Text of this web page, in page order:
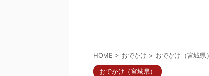
HOME > おでかけ > おでかけ（宮城県）
おでかけ（宮城県）